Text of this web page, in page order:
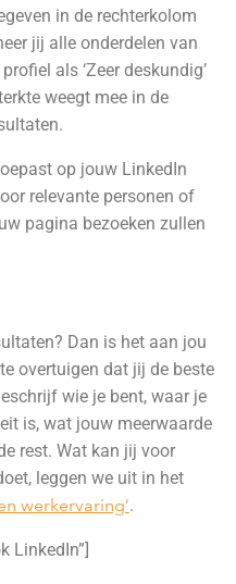
in de rechterkolom
jij alle onderdelen van
als ‘Zeer deskundig’
weegt mee in de
op jouw LinkedIn
relevante personen of
pagina bezoeken zullen
Dan is het aan jou
overtuigen dat jij de beste
wie je bent, waar je
is, wat jouw meerwaarde
rest. Wat kan jij voor
leggen we uit in het
werkervaring’.
LinkedIn”]